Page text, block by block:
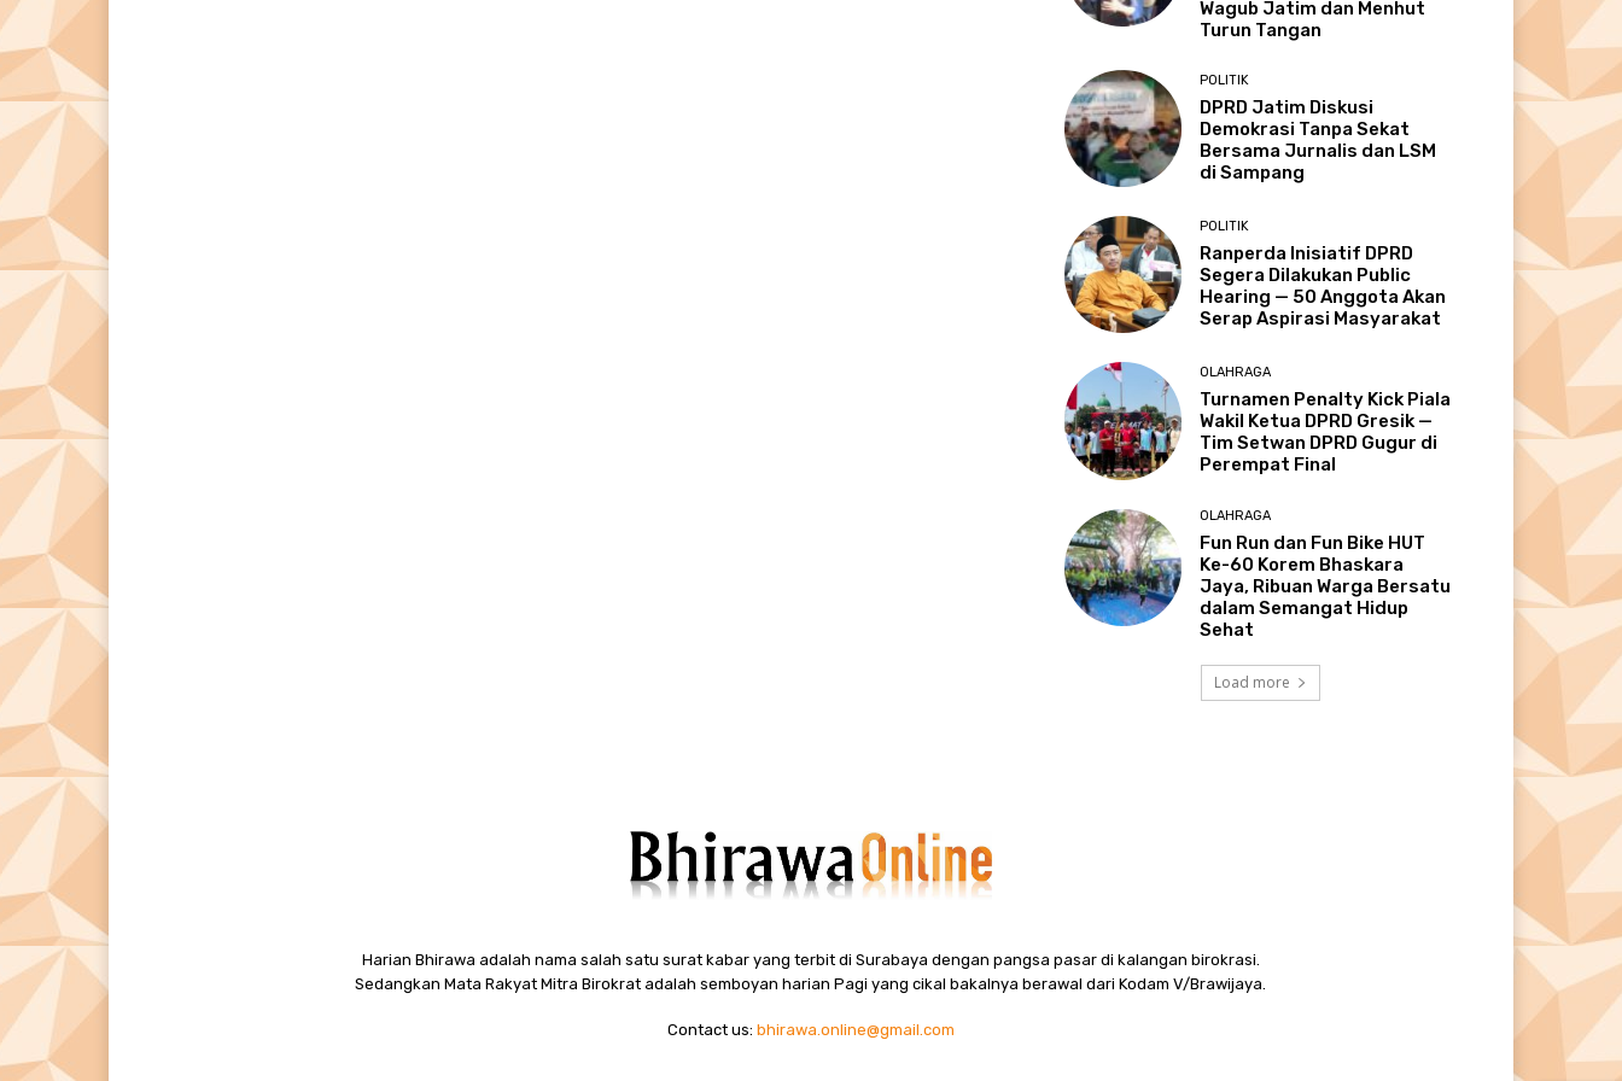
Wagub Jatim dan Menhut
Turun Tangan
POLITIK
DPRD Jatim Diskusi
Demokrasi Tanpa Sekat
Bersama Jurnalis dan LSM
di Sampang
POLITIK
Ranperda Inisiatif DPRD
Segera Dilakukan Public
Hearing — 50 Anggota Akan
Serap Aspirasi Masyarakat
OLAHRAGA
Turnamen Penalty Kick Piala
Wakil Ketua DPRD Gresik —
Tim Setwan DPRD Gugur di
Perempat Final
OLAHRAGA
Fun Run dan Fun Bike HUT
Ke-60 Korem Bhaskara
Jaya, Ribuan Warga Bersatu
dalam Semangat Hidup
Sehat
Load more
Harian Bhirawa adalah nama salah satu surat kabar yang terbit di Surabaya dengan pangsa pasar di kalangan birokrasi.
Sedangkan Mata Rakyat Mitra Birokrat adalah semboyan harian Pagi yang cikal bakalnya berawal dari Kodam V/Brawijaya.
Contact us: bhirawa.online@gmail.com